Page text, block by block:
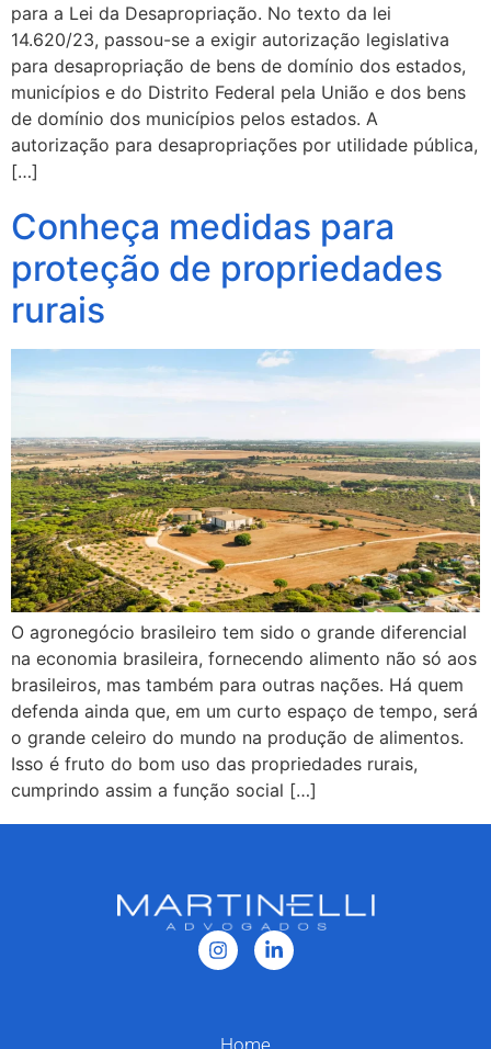
para a Lei da Desapropriação. No texto da lei
14.620/23, passou-se a exigir autorização legislativa
para desapropriação de bens de domínio dos estados,
municípios e do Distrito Federal pela União e dos bens
de domínio dos municípios pelos estados. A
autorização para desapropriações por utilidade pública,
[…]
Conheça medidas para
proteção de propriedades
rurais
O agronegócio brasileiro tem sido o grande diferencial
na economia brasileira, fornecendo alimento não só aos
brasileiros, mas também para outras nações. Há quem
defenda ainda que, em um curto espaço de tempo, será
o grande celeiro do mundo na produção de alimentos.
Isso é fruto do bom uso das propriedades rurais,
cumprindo assim a função social […]